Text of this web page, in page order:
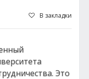
В закладки
Это